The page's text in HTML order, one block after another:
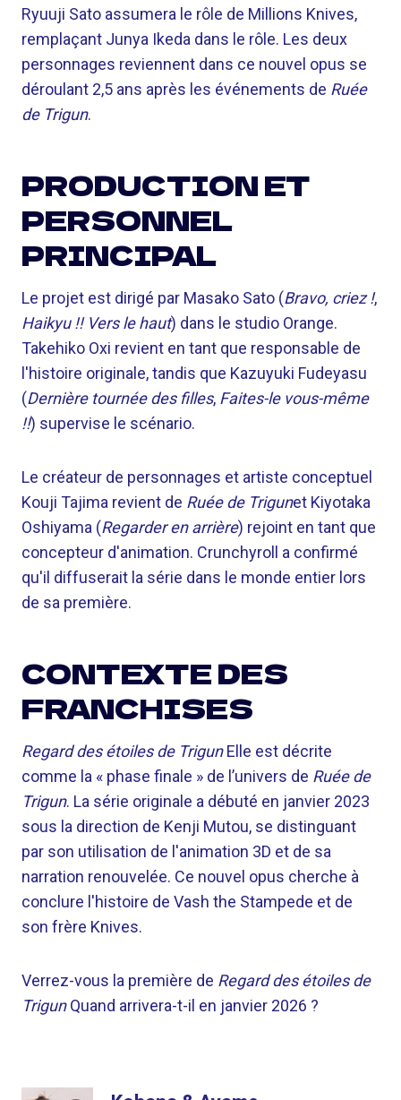
Ryuuji Sato assumera le rôle de Millions Knives,
remplaçant Junya Ikeda dans le rôle. Les deux
personnages reviennent dans ce nouvel opus se
déroulant 2,5 ans après les événements de Ruée
de Trigun.
PRODUCTION ET
PERSONNEL
PRINCIPAL
Le projet est dirigé par Masako Sato (Bravo, criez !,
Haikyu !! Vers le haut) dans le studio Orange.
Takehiko Oxi revient en tant que responsable de
l'histoire originale, tandis que Kazuyuki Fudeyasu
(Dernière tournée des filles, Faites-le vous-même
!!) supervise le scénario.
Le créateur de personnages et artiste conceptuel
Kouji Tajima revient de Ruée de Trigunet Kiyotaka
Oshiyama (Regarder en arrière) rejoint en tant que
concepteur d'animation. Crunchyroll a confirmé
qu'il diffuserait la série dans le monde entier lors
de sa première.
CONTEXTE DES
FRANCHISES
Regard des étoiles de TrigunElle est décrite
comme la « phase finale » de l’univers de Ruée de
Trigun. La série originale a débuté en janvier 2023
sous la direction de Kenji Mutou, se distinguant
par son utilisation de l'animation 3D et de sa
narration renouvelée. Ce nouvel opus cherche à
conclure l'histoire de Vash the Stampede et de
son frère Knives.
Verrez-vous la première de Regard des étoiles de
TrigunQuand arrivera-t-il en janvier 2026 ?